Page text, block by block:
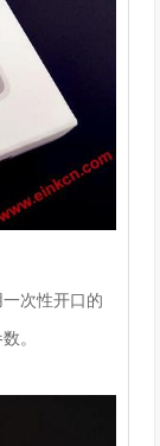
次性开口的
。